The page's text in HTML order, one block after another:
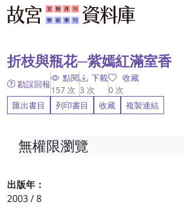
折枝與瓶花─紫嫣紅滿室香
勘誤回報
點閱
157 次
下載
3 次
收藏
0 次
匯出書目
列印書目 收藏 複製連結
出版年：
2003 / 8
無權限瀏覽